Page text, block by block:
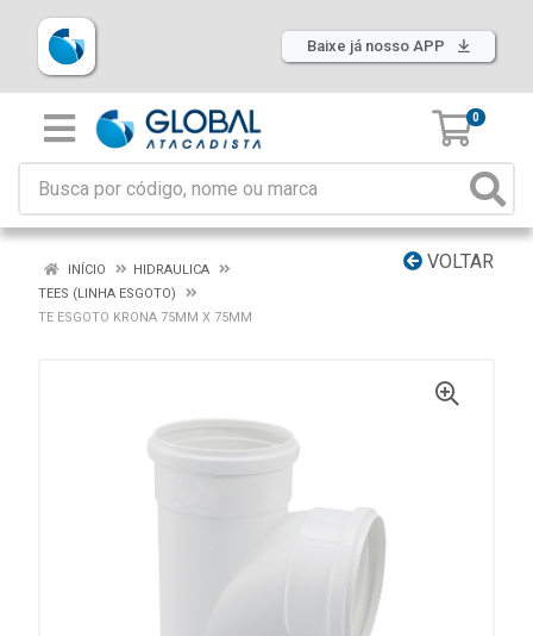
Baixe já nosso APP
0
VOLTAR
INÍCIO
HIDRAULICA
TEES (LINHA ESGOTO)
TE ESGOTO KRONA 75MM X 75MM